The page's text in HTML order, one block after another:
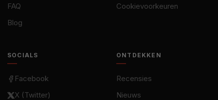
FAQ
Blog
Cookievoorkeuren
SOCIALS
Facebook
X (Twitter)
ONTDEKKEN
Recensies
Nieuws